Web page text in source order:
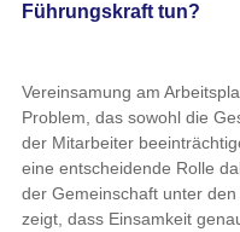
Führungskraft tun?
Vereinsamung am
Problem, das sowohl die
der Mitarbeiter
eine entscheidende Rolle
der Gemeinschaft unter
zeigt, dass Einsamkeit